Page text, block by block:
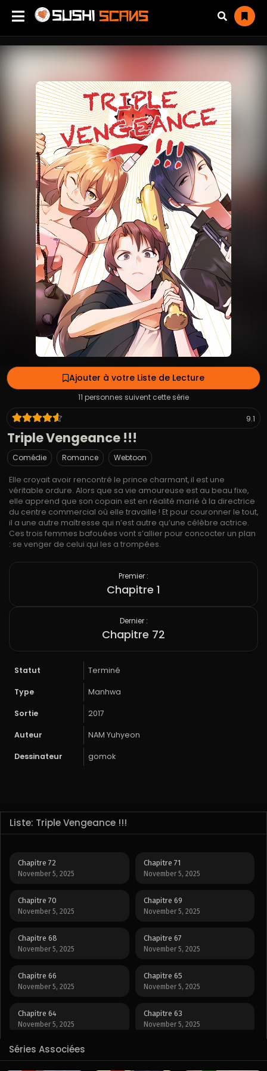
Ajouter à votre Liste de Lecture
11 personnes suivent cette série
9.1
Triple Vengeance !!!
Comédie Romance Webtoon
Elle croyait avoir rencontré le prince charmant, il est une
véritable ordure. Alors que sa vie amoureuse est au beau fixe,
elle apprend que son copain est en réalité marié à la directrice
du centre commercial où elle travaille ! Et pour couronner le tout,
il a une autre maîtresse qui n’est autre qu’une célèbre actrice.
Ces trois femmes bafouées vont s’allier pour concocter un plan
: se venger de celui qui les a trompées.
Premier :
Chapitre 1
Dernier :
Chapitre 72
Statut Terminé
Type Manhwa
Sortie 2017
Auteur NAM Yuhyeon
Dessinateur gomok
Liste: Triple Vengeance !!!
Chapitre 72
November 5, 2025
Chapitre 71
November 5, 2025
Chapitre 70
November 5, 2025
Chapitre 69
November 5, 2025
Chapitre 68
November 5, 2025
Chapitre 67
November 5, 2025
Chapitre 66
November 5, 2025
Chapitre 65
November 5, 2025
Chapitre 64
November 5, 2025
Chapitre 63
November 5, 2025
Chapitre 62
November 5, 2025 November 5, 2025
Séries Associées